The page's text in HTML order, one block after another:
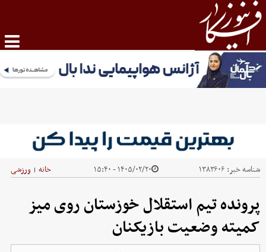
شناسه خبر: ۱۳۸۳۶۰۶ ۱۴۰۵/۰۲/۲۰ - ۱۵:۴۰ خانه | ورزشی
پرونده تیم استقلال خوزستان روی میز
کمیته وضعیت بازیکنان